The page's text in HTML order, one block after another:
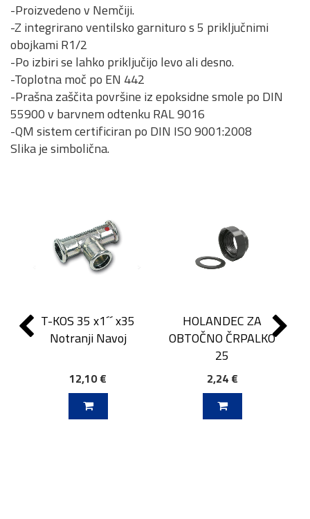
-Proizvedeno v Nemčiji.
-Z integrirano ventilsko garnituro s 5 priključnimi
obojkami R1/2
-Po izbiri se lahko priključijo levo ali desno.
-Toplotna moč po EN 442
-Prašna zaščita površine iz epoksidne smole po DIN
55900 v barvnem odtenku RAL 9016
-QM sistem certificiran po DIN ISO 9001:2008
Slika je simbolična.
T-KOS 35 x1´´ x35
Notranji Navoj
12,10 €
HOLANDEC ZA
OBTOČNO ČRPALKO
25
2,24 €